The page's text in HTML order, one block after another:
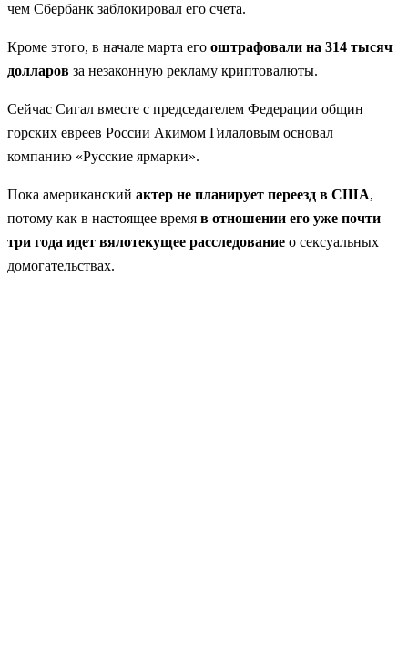
чем Сбербанк заблокировал его счета.
Кроме этого, в начале марта его оштрафовали на 314 тысяч
долларов за незаконную рекламу криптовалюты.
Сейчас Сигал вместе с председателем Федерации общин
горских евреев России Акимом Гилаловым основал
компанию «Русские ярмарки».
Пока американский актер не планирует переезд в США,
потому как в настоящее время в отношении его уже почти
три года идет вялотекущее расследование о сексуальных
домогательствах.